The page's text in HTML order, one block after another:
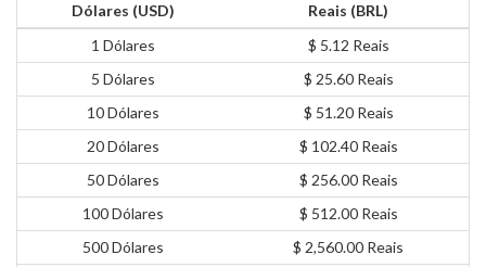
Dólares (USD)
Reais (BRL)
1 Dólares
$ 5.12 Reais
5 Dólares
$ 25.60 Reais
10 Dólares
$ 51.20 Reais
20 Dólares
$ 102.40 Reais
50 Dólares
$ 256.00 Reais
100 Dólares
$ 512.00 Reais
500 Dólares
$ 2,560.00 Reais